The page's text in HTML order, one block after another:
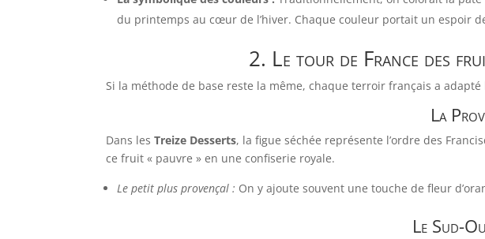
du printemps au cœur de l’hiver. Chaque couleur portait un espoir
2. Le tour de France des
Si la méthode de base reste la même, chaque terroir français a
La
Dans lesTreize Desserts, la figue séchée représente l’ordre des
ce fruit « pauvre » en une confiserie royale.
Le petit plus provençal : On y ajoute souvent une touche de fleur
Le Sud-